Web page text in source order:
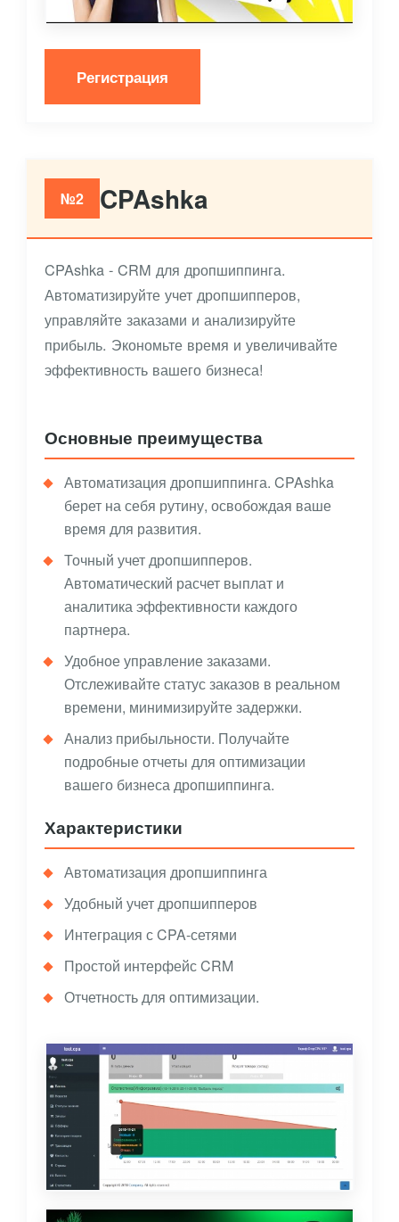
Регистрация
№2 CPAshka
CPAshka - CRM для дропшиппинга.
Автоматизируйте учет дропшипперов,
управляйте заказами и анализируйте
прибыль. Экономьте время и увеличивайте
эффективность вашего бизнеса!
Основные преимущества
Автоматизация дропшиппинга. CPAshka
берет на себя рутину, освобождая ваше
время для развития.
Точный учет дропшипперов.
Автоматический расчет выплат и
аналитика эффективности каждого
партнера.
Удобное управление заказами.
Отслеживайте статус заказов в реальном
времени, минимизируйте задержки.
Анализ прибыльности. Получайте
подробные отчеты для оптимизации
вашего бизнеса дропшиппинга.
Характеристики
Автоматизация дропшиппинга
Удобный учет дропшипперов
Интеграция с CPA-сетями
Простой интерфейс CRM
Отчетность для оптимизации.